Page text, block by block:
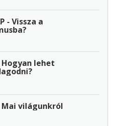
- Vissza a
Hogyan lehet
- Mai világunkról